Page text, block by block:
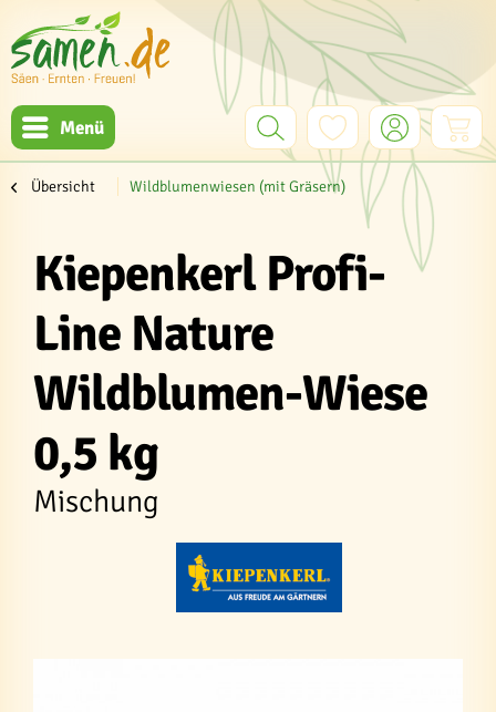
Menü
Übersicht Wildblumenwiesen (mit Gräsern)
Kiepenkerl Profi-
Line Nature
Wildblumen-Wiese
0,5 kg
Mischung